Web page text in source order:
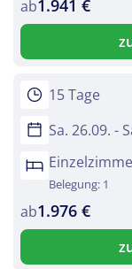
ab1.941 €
15 Tage
Sa. 26.09. -
Belegung: 1
ab1.976 €